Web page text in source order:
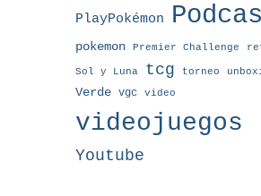
PlayPokémon
pokemon Premier Challenge
Sol y Luna tcg torneo
Verde vgc video
videojuegos
Youtube